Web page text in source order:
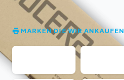
MARKEN DIE WIR ANKAUFEN